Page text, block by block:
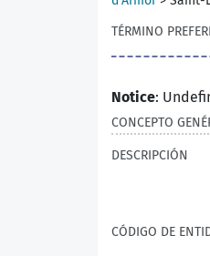
TÉRMINO
Notice:
CONCEPTO
DESCRIPCIÓN
CÓDIGO DE